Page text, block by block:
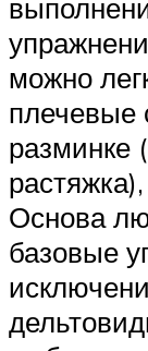
можно
плечевые
разминке
Основа
базовые